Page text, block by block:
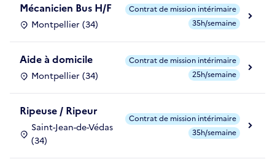
Mécanicien Bus H/F
Montpellier (34)
Contrat de mission intérimaire
35h/semaine
Aide à domicile
Montpellier (34)
Contrat de mission intérimaire
25h/semaine
Ripeuse / Ripeur
Saint-Jean-de-Védas
(34)
Contrat de mission intérimaire
35h/semaine